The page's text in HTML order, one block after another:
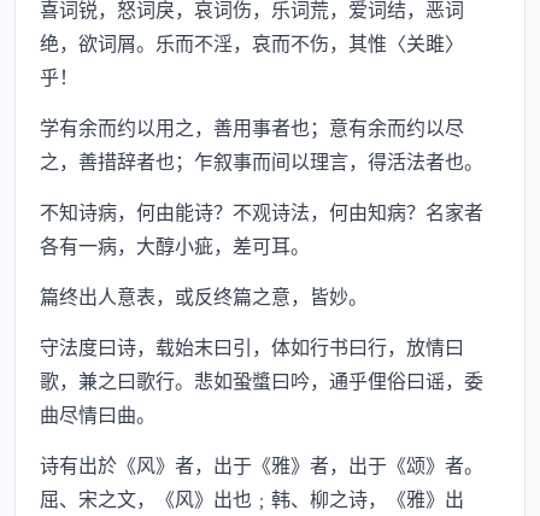
喜词锐，怒词戾，哀词伤，乐词荒，爱词结，恶词
绝，欲词屑。乐而不淫，哀而不伤，其惟〈关雎〉
乎！
学有余而约以用之，善用事者也；意有余而约以尽
之，善措辞者也；乍叙事而间以理言，得活法者也。
不知诗病，何由能诗？不观诗法，何由知病？名家者
各有一病，大醇小疵，差可耳。
篇终出人意表，或反终篇之意，皆妙。
守法度曰诗，载始末曰引，体如行书曰行，放情曰
歌，兼之曰歌行。悲如蛩螿曰吟，通乎俚俗曰谣，委
曲尽情曰曲。
诗有出於《风》者，出于《雅》者，出于《颂》者。
屈、宋之文，《风》出也﹔韩、柳之诗，《雅》出